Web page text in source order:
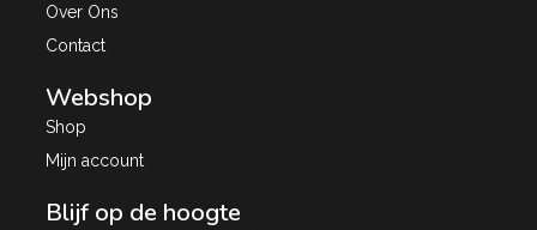
Over Ons
Contact
Webshop
Shop
Mijn account
Blijf op de hoogte